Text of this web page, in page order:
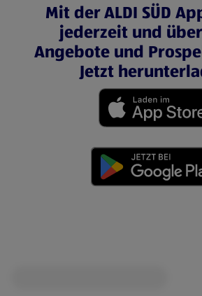
Mit der ALDI SÜD
jederzeit und
Angebote und
Jetzt